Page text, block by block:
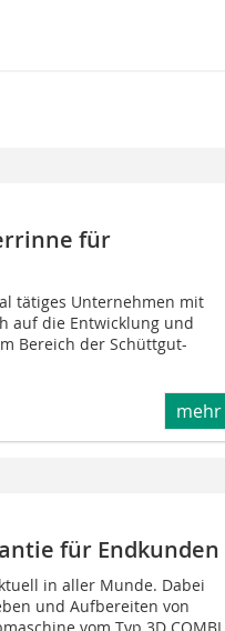
für
tätiges Unternehmen mit
auf die Entwicklung und
Bereich der Schüttgut-
mehr
für Endkunden
in aller Munde. Dabei
und Aufbereiten von